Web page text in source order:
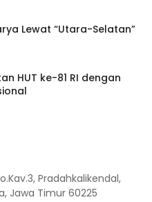
Lewat “Utara-Selatan”
HUT ke-81 RI dengan
Pradahkalikendal,
Jawa Timur 60225